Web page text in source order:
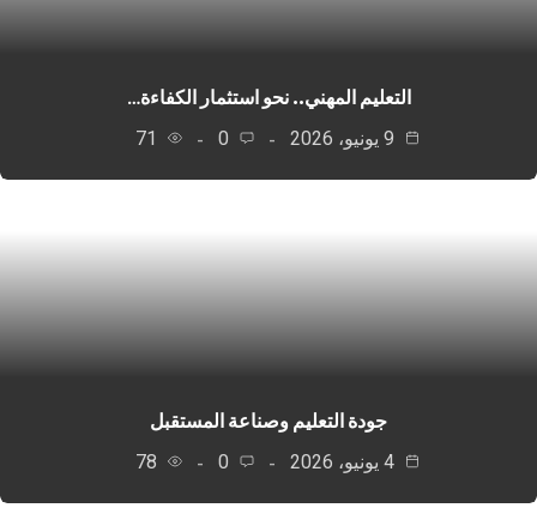
التعليم المهني.. نحو استثمار الكفاءة…
0
71
جودة التعليم وصناعة المستقبل
0
78